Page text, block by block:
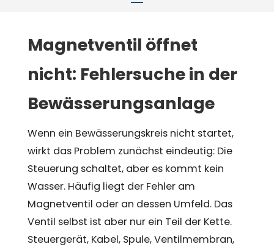
Magnetventil öffnet
nicht: Fehlersuche in der
Bewässerungsanlage
Wenn ein Bewässerungskreis nicht startet,
wirkt das Problem zunächst eindeutig: Die
Steuerung schaltet, aber es kommt kein
Wasser. Häufig liegt der Fehler am
Magnetventil oder an dessen Umfeld. Das
Ventil selbst ist aber nur ein Teil der Kette.
Steuergerät, Kabel, Spule, Ventilmembran,